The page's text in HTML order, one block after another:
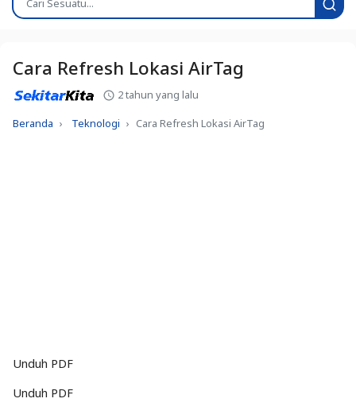
Cara Refresh Lokasi AirTag
2 tahun yang lalu
Beranda Teknologi Cara Refresh Lokasi AirTag
Unduh PDF
Unduh PDF